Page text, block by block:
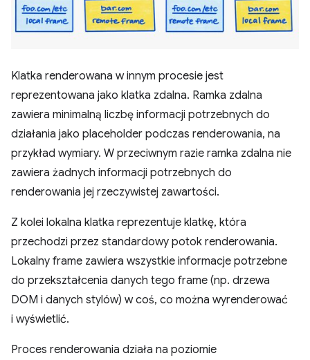
Klatka renderowana w innym procesie jest
reprezentowana jako klatka zdalna. Ramka zdalna
zawiera minimalną liczbę informacji potrzebnych do
działania jako placeholder podczas renderowania, na
przykład wymiary. W przeciwnym razie ramka zdalna nie
zawiera żadnych informacji potrzebnych do
renderowania jej rzeczywistej zawartości.
Z kolei lokalna klatka reprezentuje klatkę, która
przechodzi przez standardowy potok renderowania.
Lokalny frame zawiera wszystkie informacje potrzebne
do przekształcenia danych tego frame (np. drzewa
DOM i danych stylów) w coś, co można wyrenderować
i wyświetlić.
Proces renderowania działa na poziomie